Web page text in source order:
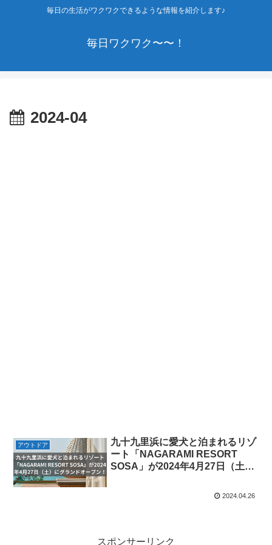
毎日の生活がワクワクできるような情報を紹介します♪
毎日ワクワク〜〜！
2024-04
アウトドア
九十九里浜に愛犬と泊まれるリゾ
ート「NAGARAMI RESORT
SOSA」が2024年4月27日（土）
2024.04.26
スポンサーリンク